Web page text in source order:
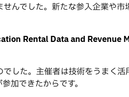
んでした。新たな参入企業や
Rental Data and Revenue
した。主催者は技術をうまく
加できたからです。